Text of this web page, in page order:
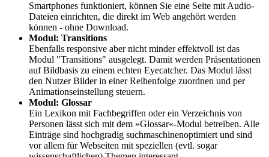
Smartphones funktioniert, können Sie eine Seite mit Audio-
Dateien einrichten, die direkt im Web angehört werden
können - ohne Download.
Modul: Transitions
Ebenfalls responsive aber nicht minder effektvoll ist das
Modul "Transitions" ausgelegt. Damit werden Präsentationen
auf Bildbasis zu einem echten Eyecatcher. Das Modul lässt
den Nutzer Bilder in einer Reihenfolge zuordnen und per
Animationseinstellung steuern.
Modul: Glossar
Ein Lexikon mit Fachbegriffen oder ein Verzeichnis von
Personen lässt sich mit dem »Glossar«-Modul betreiben. Alle
Einträge sind hochgradig suchmaschinenoptimiert und sind
vor allem für Webseiten mit speziellen (evtl. sogar